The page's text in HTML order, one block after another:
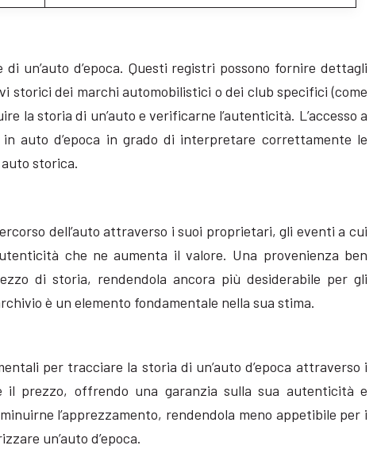
un’auto d’epoca. Questi registri possono fornire dettagli
dei marchi automobilistici o dei club specifici (come
la storia di un’auto e verificarne l’autenticità. L’accesso a
auto d’epoca in grado di interpretare correttamente le
storica.
dell’auto attraverso i suoi proprietari, gli eventi a cui
che ne aumenta il valore. Una provenienza ben
di storia, rendendola ancora più desiderabile per gli
è un elemento fondamentale nella sua stima.
per tracciare la storia di un’auto d’epoca attraverso i
il prezzo, offrendo una garanzia sulla sua autenticità e
l’apprezzamento, rendendola meno appetibile per i
un’auto d’epoca.